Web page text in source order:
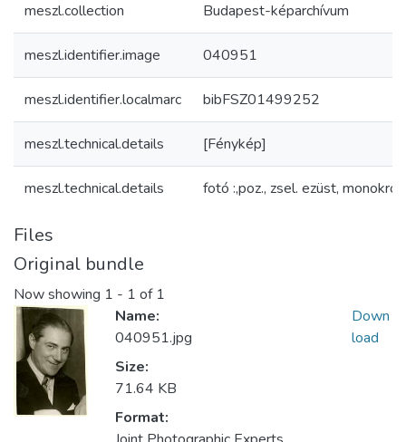
meszl.collection Budapest-képarchívum
meszl.identifier.image 040951
meszl.identifier.localmarc bibFSZ01499252
meszl.technical.details [Fénykép]
meszl.technical.details fotó :,poz., zsel. ezüst,
Files
Original bundle
Now showing 1 - 1 of 1
Name:
040951.jpg
Size:
71.64 KB
Format:
Down
load